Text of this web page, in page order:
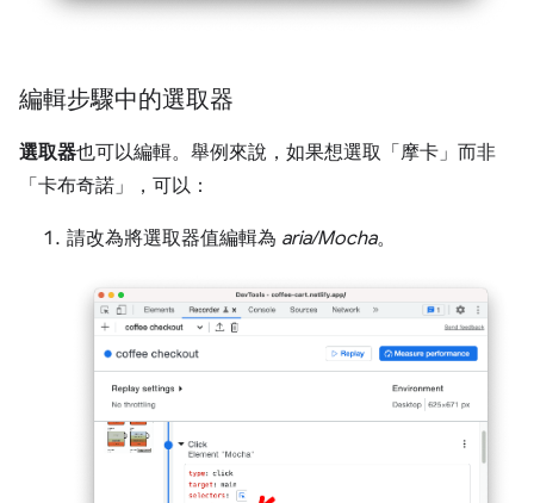
編輯步驟中的選取器
選取器也可以編輯。舉例來說，如果想選取「摩卡」 而非
「卡布奇諾」
，可以：
請改為將選取器值編輯為 aria/Mocha。